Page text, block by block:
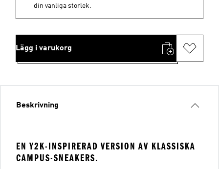
din vanliga storlek.
Lägg i varukorg
Beskrivning
EN Y2K-INSPIRERAD VERSION AV KLASSISKA
CAMPUS-SNEAKERS.